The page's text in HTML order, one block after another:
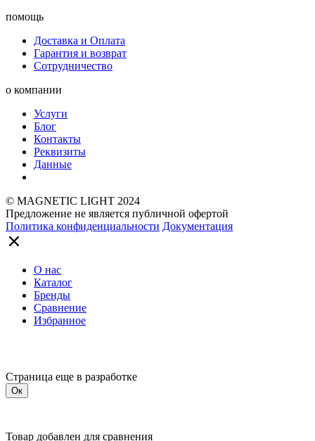
помощь
Доставка и Оплата
Гарантия и возврат
Сотрудничество
о компании
Услуги
Блог
Контакты
Реквизиты
Данные
© MAGNETIC LIGHT 2024
Предложение не является публичной офертой
Политика конфиденциальности Документация
О нас
Каталог
Бренды
Сравнение
Избранное
Страница еще в разработке
Ок
Товар добавлен для сравнения